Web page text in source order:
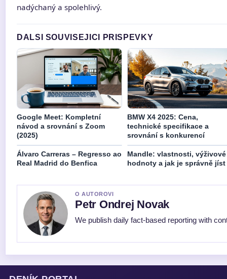
nadýchaný a spolehlivý.
DALSI SOUVISEJICI PRISPEVKY
Google Meet: Kompletní
návod a srovnání s Zoom
(2025)
BMW X4 2025: Cena,
technické specifikace a
srovnání s konkurencí
Álvaro Carreras – Regresso ao
Real Madrid do Benfica
Mandle: vlastnosti, výživové
hodnoty a jak je správně jíst
O AUTOROVI
Petr Ondrej Novak
We publish daily fact-based reporting with